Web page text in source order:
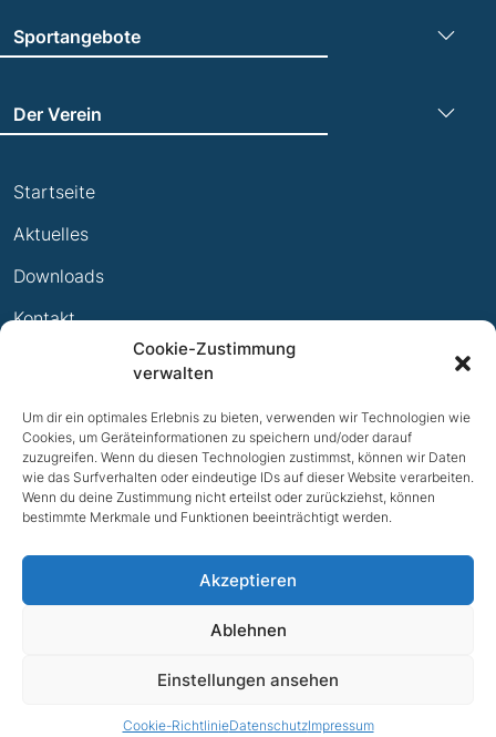
Cookie-Zustimmung
verwalten
Um dir ein optimales Erlebnis zu bieten, verwenden wir Technologien wie
Cookies, um Geräteinformationen zu speichern und/oder darauf
zuzugreifen. Wenn du diesen Technologien zustimmst, können wir Daten
wie das Surfverhalten oder eindeutige IDs auf dieser Website verarbeiten.
Wenn du deine Zustimmung nicht erteilst oder zurückziehst, können
bestimmte Merkmale und Funktionen beeinträchtigt werden.
Akzeptieren
Ablehnen
Einstellungen ansehen
Cookie-RichtlinieDatenschutzImpressum
Sportangebote
Leichtathletik
Leistungsabzeichen
Der Verein
Termine
Ewige Erfolge
Mitglied werden
Startseite
Aktuelles
Downloads
Kontakt
© 2026 TV Bad Iburg e.V.